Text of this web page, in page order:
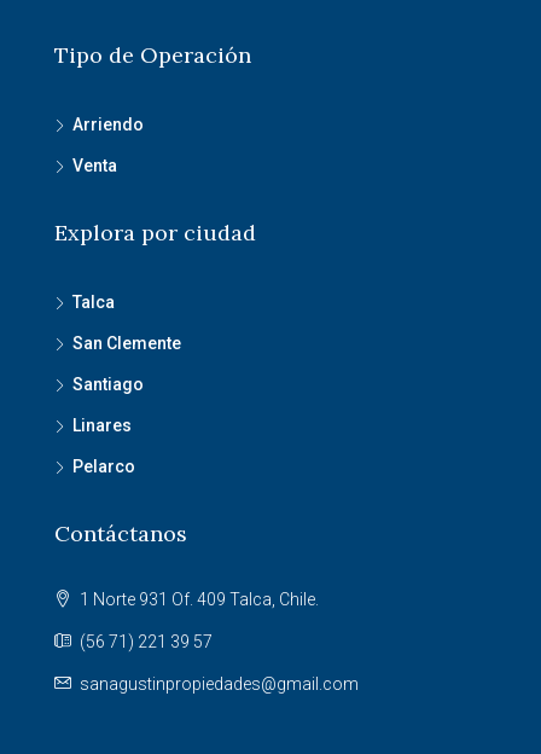
Tipo de Operación
Arriendo
Venta
Explora por ciudad
Talca
San Clemente
Santiago
Linares
Pelarco
Contáctanos
1 Norte 931 Of. 409 Talca, Chile.
(56 71) 221 39 57
sanagustinpropiedades@gmail.com